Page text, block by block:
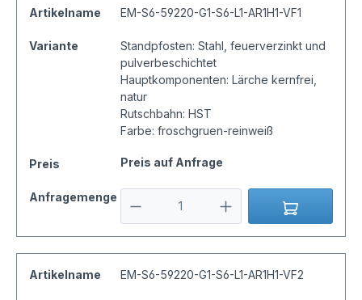
Artikelname EM-S6-59220-G1-S6-L1-AR1H1-VF1
Variante
Standpfosten: Stahl, feuerverzinkt und
pulverbeschichtet
Hauptkomponenten: Lärche kernfrei,
natur
Rutschbahn: HST
Farbe: froschgruen-reinweiß
Preis Preis auf Anfrage
Anfragemenge
Artikelname EM-S6-59220-G1-S6-L1-AR1H1-VF2